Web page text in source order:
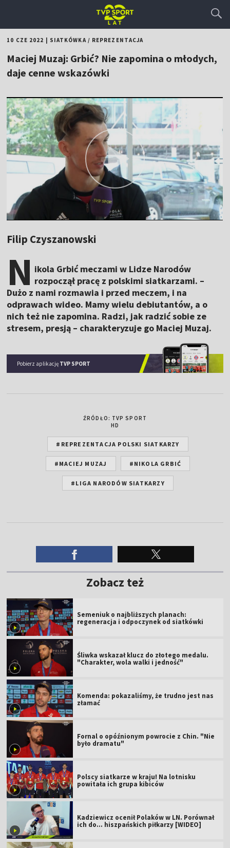
10 CZE 2022 SIATKÓWKA/ REPREZENTACJA
Maciej Muzaj: Grbić? Nie zapomina o młodych,
daje cenne wskazówki
Filip Czyszanowski
N ikola Grbić meczami w Lidze Narodów
rozpoczął pracę z polskimi siatkarzami. –
Dużo z nami rozmawia i przed meczem, i na
odprawach wideo. Mamy wielu debiutantów, a o
nich też nie zapomina. Radzi, jak radzić sobie ze
stresem, presją – charakteryzuje go Maciej Muzaj.
Pobierz aplikację TVP SPORT
ŹRÓDŁO: TVP SPORT
HD
#REPREZENTACJA POLSKI SIATKARZY
#MACIEJ MUZAJ #NIKOLA GRBIĆ
#LIGA NARODÓW SIATKARZY
Zobacz też
Semeniuk o najbliższych planach:
regeneracja i odpoczynek od siatkówki
Śliwka wskazał klucz do złotego medalu.
"Charakter, wola walki i jedność"
Komenda: pokazaliśmy, że trudno jest nas
złamać
Fornal o opóźnionym powrocie z Chin. "Nie
było dramatu"
Polscy siatkarze w kraju! Na lotnisku
powitała ich grupa kibiców
Kadziewicz ocenił Polaków w LN. Porównał
ich do... hiszpańskich piłkarzy [WIDEO]